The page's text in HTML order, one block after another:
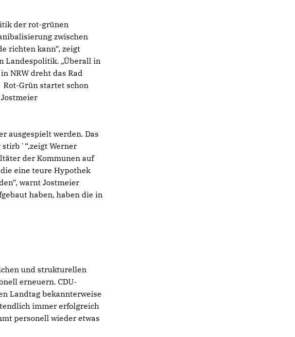
der rot-grünen
zwischen
richten kann“, zeigt
Landespolitik. „Überall in
NRW dreht das Rad
Grün startet schon
ausgespielt werden. Das
Werner
der Kommunen auf
eine teure Hypothek
warnt Jostmeier
haben, haben die in
und strukturellen
erneuern. CDU-
Landtag bekannterweise
immer erfolgreich
personell wieder etwas